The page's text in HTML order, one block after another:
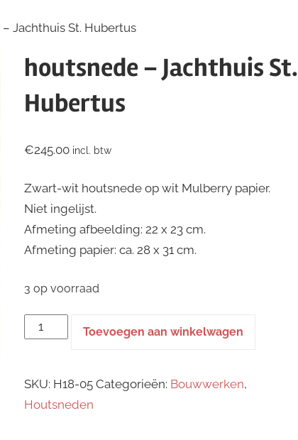
Jachthuis St. Hubertus
houtsnede – Jachthuis St.
Hubertus
€245.00 incl. btw
Zwart-wit houtsnede op wit Mulberry papier.
Niet ingelijst.
Afmeting afbeelding: 22 x 23 cm.
Afmeting papier: ca. 28 x 31 cm.
3 op voorraad
houtsnede
St.
Hubertus
Toevoegen aan winkelwagen
SKU: H18-05 Categorieën: Bouwwerken,
Houtsneden